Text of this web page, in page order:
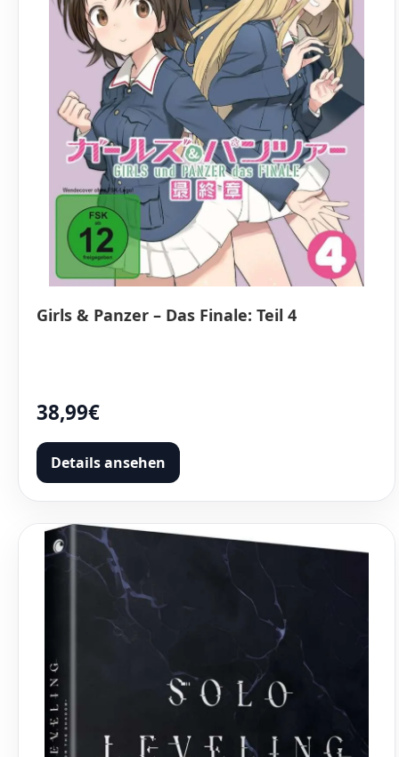
Girls & Panzer – Das Finale: Teil 4
38,99€
Details ansehen